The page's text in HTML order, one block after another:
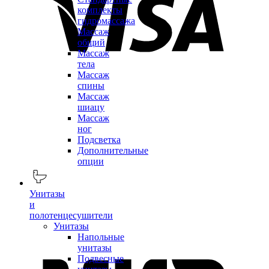
комплекты
гидромассажа
Массаж
общий
Массаж
тела
Массаж
спины
Массаж
шиацу
Массаж
ног
Подсветка
Дополнительные
опции
Унитазы
и
полотенцесушители
Унитазы
Напольные
унитазы
Подвесные